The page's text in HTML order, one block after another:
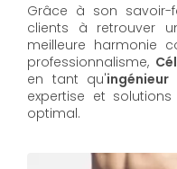
Grâce à son savoir-
clients à retrouver
meilleure harmonie
professionnalisme,
en tant qu'
expertise et
optimal.